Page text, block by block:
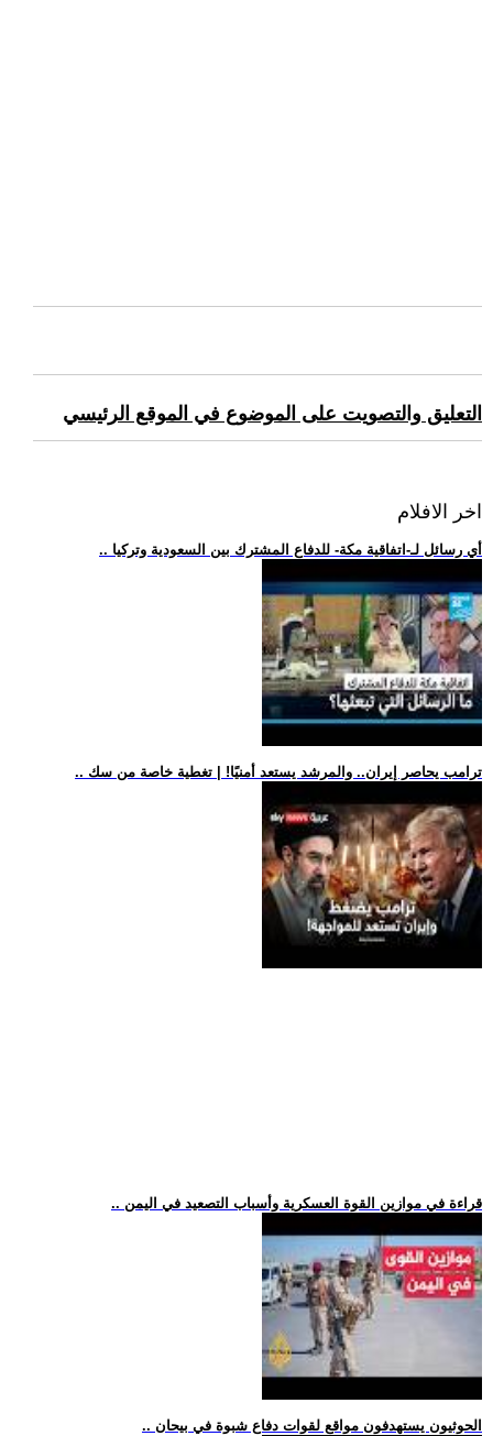
التعليق والتصويت على الموضوع في الموقع الرئيسي
اخر الافلام
.. أي رسائل لـ-اتفاقية مكة- للدفاع المشترك بين السعودية وتركيا
.. ترامب يحاصر إيران.. والمرشد يستعد أمنيًا! | تغطية خاصة من سك
.. قراءة في موازين القوة العسكرية وأسباب التصعيد في اليمن
.. الحوثيون يستهدفون مواقع لقوات دفاع شبوة في بيحان